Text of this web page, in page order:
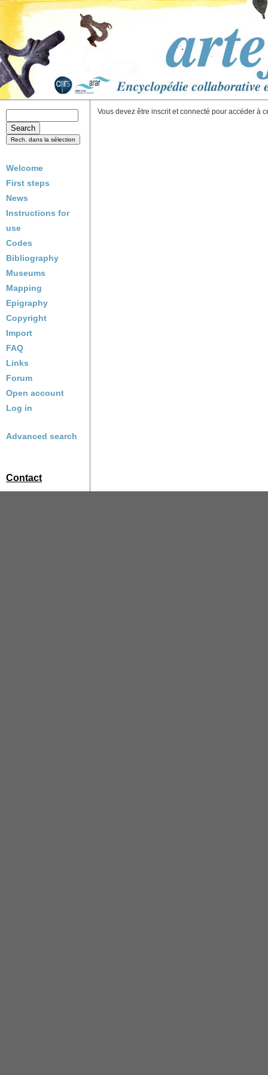
Welcome
First steps
News
Instructions for
use
Codes
Bibliography
Museums
Mapping
Epigraphy
Copyright
Import
FAQ
Links
Forum
Open account
Log in
Advanced search
Contact
Vous devez être inscrit et connecté pour accéder à